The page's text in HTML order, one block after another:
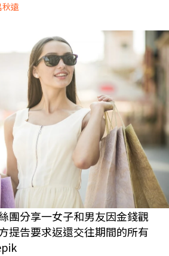
秋遠
團分享一女子和男友因金錢觀
提告要求返還交往期間的所有